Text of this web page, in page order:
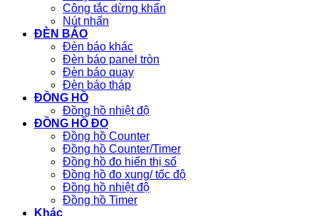
Công tắc dừng khẩn
Nút nhấn
ĐÈN BÁO
Đèn báo khác
Đèn báo panel tròn
Đèn báo quay
Đèn báo tháp
ĐỒNG HỒ
Đồng hồ nhiệt độ
ĐỒNG HỒ ĐO
Đồng hồ Counter
Đồng hồ Counter/Timer
Đồng hồ đo hiển thị số
Đồng hồ đo xung/ tốc độ
Đồng hồ nhiệt độ
Đồng hồ Timer
Khác